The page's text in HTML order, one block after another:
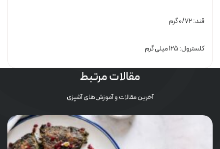
قند: ۰/۷۲ گرم
کلسترول: ۱۲۵ میلی گرم
مقالات مرتبط
آخرین مقالات و آموزش‌های آشپزی